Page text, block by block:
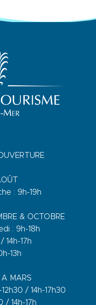
: 9h-19h
& OCTOBRE
: 9h-18h
14h-17h
13h
A MARS
/ 14h-17h30
/ 14h-17h